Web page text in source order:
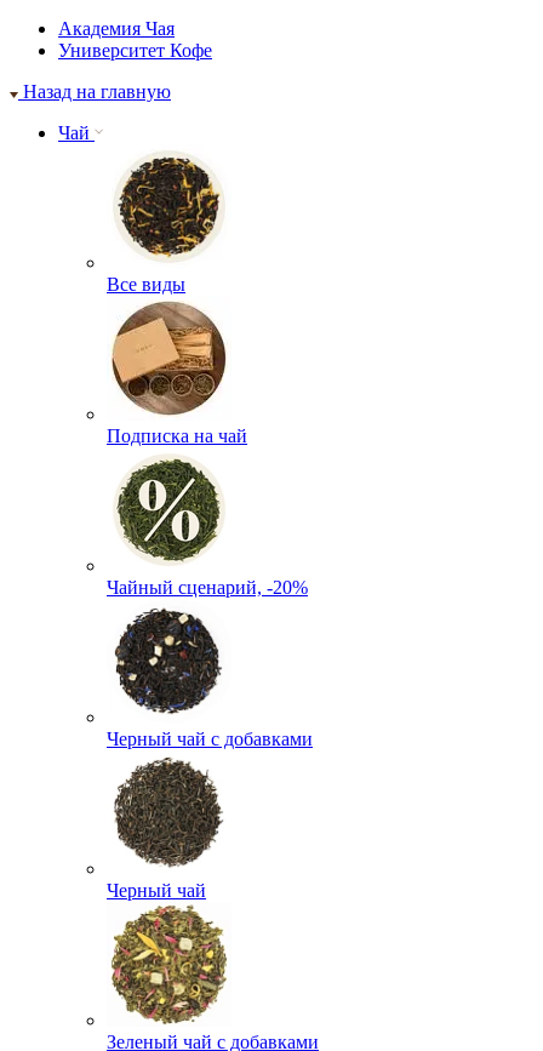
Академия Чая
Университет Кофе
Назад на главную
Чай
Все виды
Подписка на чай
Чайный сценарий, -20%
Черный чай с добавками
Черный чай
Зеленый чай с добавками